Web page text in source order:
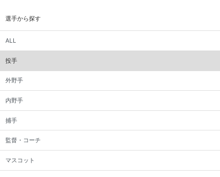
選手から探す
ALL
投手
外野手
内野手
捕手
監督・コーチ
マスコット